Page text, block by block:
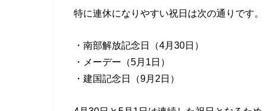
特に連休になりやすい祝日は次の通りです。
・南部解放記念日（4月30日）
・メーデー（5月1日）
・建国記念日（9月2日）